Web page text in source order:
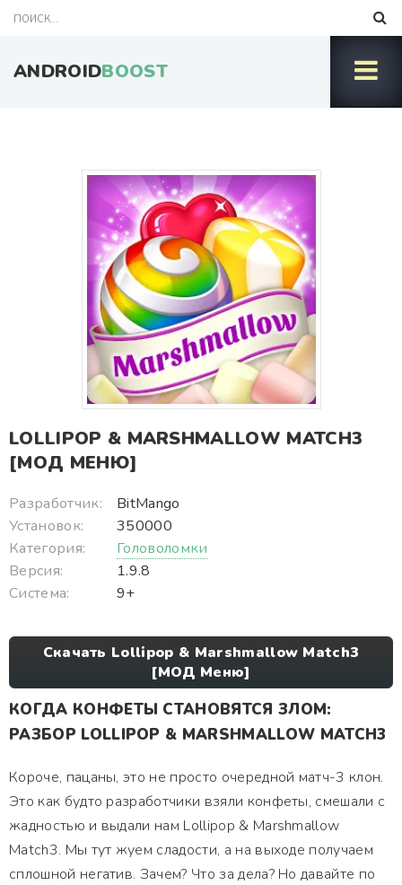
ANDROIDBOOST
LOLLIPOP & MARSHMALLOW MATCH3
[МОД МЕНЮ]
Разработчик:
BitMango
Установок:
350000
Категория:
Головоломки
Версия:
1.9.8
Система:
9+
Скачать Lollipop & Marshmallow Match3
[МОД Меню]
КОГДА КОНФЕТЫ СТАНОВЯТСЯ ЗЛОМ:
РАЗБОР LOLLIPOP & MARSHMALLOW MATCH3
Короче, пацаны, это не просто очередной матч-3 клон.
Это как будто разработчики взяли конфеты, смешали с
жадностью и выдали нам Lollipop & Marshmallow
Match3. Мы тут жуем сладости, а на выходе получаем
сплошной негатив. Зачем? Что за дела? Но давайте по